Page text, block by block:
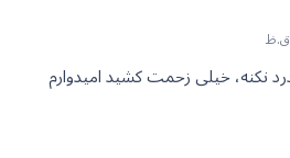
نکنه، خیلی زحمت کشید امیدوارم